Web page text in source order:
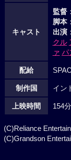
キャスト
監督：
脚本：
出演：
クル
ァ パ
配給
制作国 イン
上映時間 154分
(C)Reliance
(C)Grandson